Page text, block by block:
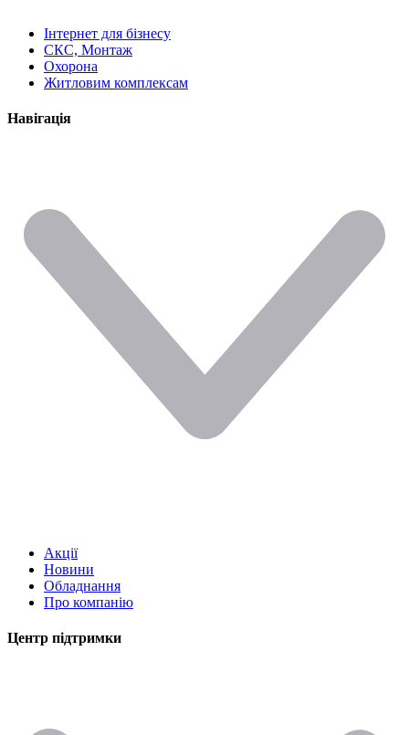
Інтернет для бізнесу
СКС, Монтаж
Охорона
Житловим комплексам
Навігація
Акції
Новини
Обладнання
Про компанію
Центр підтримки